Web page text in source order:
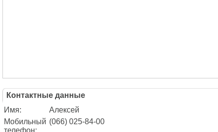
Контактные данные
Имя:
Алексей
Мобильный (066) 025-84-00